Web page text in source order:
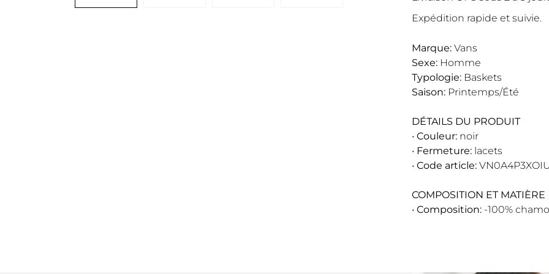
Expédition rapide et suivie.
Marque: Vans
Sexe: Homme
Typologie: Baskets
Saison: Printemps/Été
DÉTAILS DU PRODUIT
• Couleur: noir
• Fermeture: lacets
• Code article:
COMPOSITION ET MATIÈRE
• Composition: -100%